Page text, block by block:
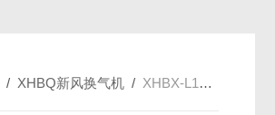
/ XHBQ新风换气机 / XHBX-L15TG/XHBX-L20TG/XHBX-L25TG/XHBX-L30TG立式新风换气机